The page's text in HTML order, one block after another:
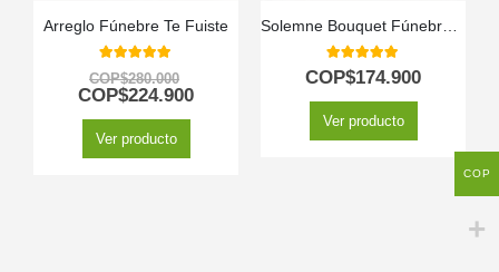
Arreglo Fúnebre Te Fuiste
5.00
COP$280.000
COP$224.900
Ver producto
5.00out of 5
COP$174.900
Ver producto
COP